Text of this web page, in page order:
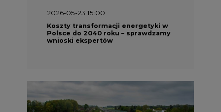
2026-05-23 15:00
Koszty transformacji energetyki w
Polsce do 2040 roku – sprawdzamy
wnioski ekspertów